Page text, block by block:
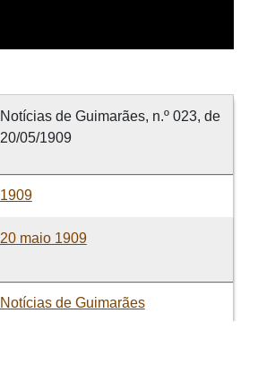
Notícias de Guimarães, n.º 023, de
20/05/1909
1909
20 maio 1909
Notícias de Guimarães